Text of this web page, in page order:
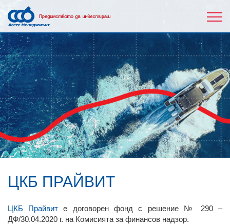
ЦКБ ПРАЙВИТ
ЦКБ Прайвит е договорен фонд с решение № 290 –
ДФ/30.04.2020 г. на Комисията за финансов надзор.